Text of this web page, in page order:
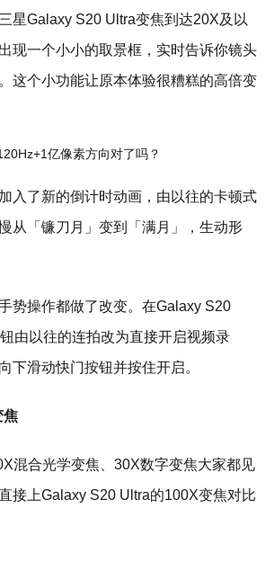
星Galaxy S20 Ultra变焦到达20X及以
现一个小小的取景框，实时告诉你镜头
这个小功能让原本体验很糟糕的高倍变
了新的倒计时动画，由以往的卡顿式
从「镰刀月」变到「满月」，生动形
操作都做了改变。在Galaxy S20
由以往的连拍改为直接开启视频录
下滑动快门按钮并按住开启。
焦
合光学变焦、30X数字变焦大家都见
接上Galaxy S20 Ultra的100X变焦对比